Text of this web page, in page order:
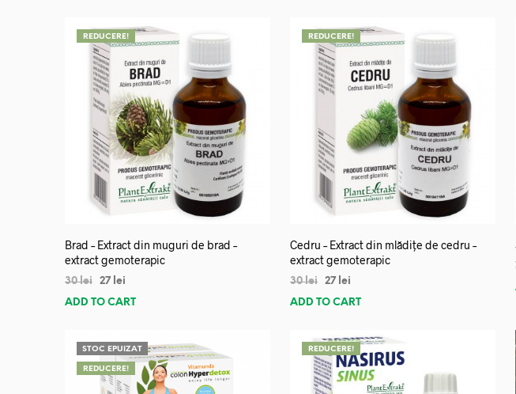
REDUCERE!
Brad – Extract din muguri de brad –
extract gemoterapic
30lei 27 lei
ADD TO CART
REDUCERE!
Cedru – Extract din mlădițe de cedru –
extract gemoterapic
30lei 27 lei
ADD TO CART
STOC EPUIZAT
REDUCERE!
REDUCERE!